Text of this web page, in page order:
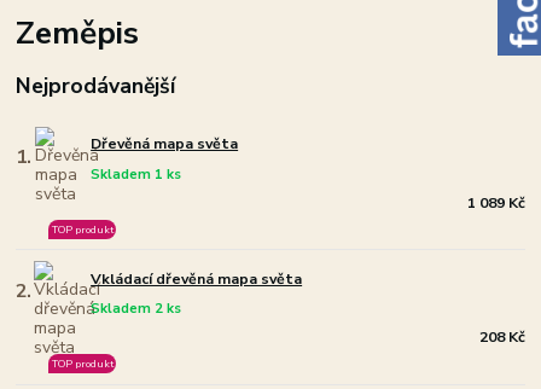
Zeměpis
Nejprodávanější
1. Dřevěná mapa světa
Skladem 1 ks
TOP produkt
1 089 Kč
2. Vkládací dřevěná mapa světa
Skladem 2 ks
TOP produkt
208 Kč